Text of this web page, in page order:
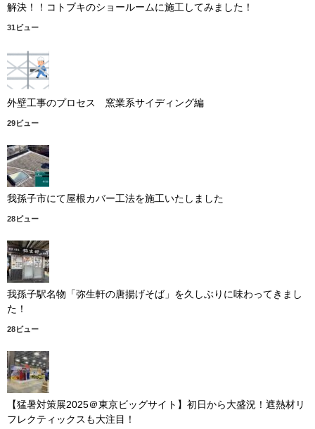
解決！！コトブキのショールームに施工してみました！
31ビュー
外壁工事のプロセス 窯業系サイディング編
29ビュー
我孫子市にて屋根カバー工法を施工いたしました
28ビュー
我孫子駅名物「弥生軒の唐揚げそば」を久しぶりに味わってきまし
た！
28ビュー
【猛暑対策展2025＠東京ビッグサイト】初日から大盛況！遮熱材リ
フレクティックスも大注目！